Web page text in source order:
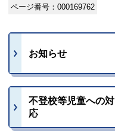
ページ番号：000169762
お知らせ
不登校等児童への対
応